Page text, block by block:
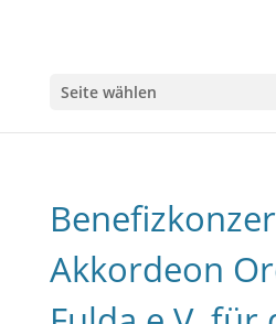
Seite wählen
Akkordeon